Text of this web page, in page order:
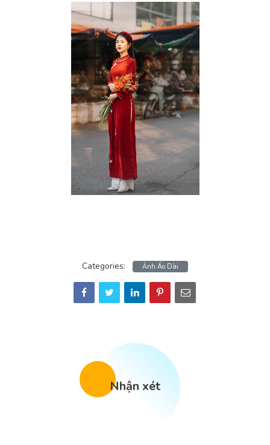
Categories: Ảnh Áo Dài
Nhận xét